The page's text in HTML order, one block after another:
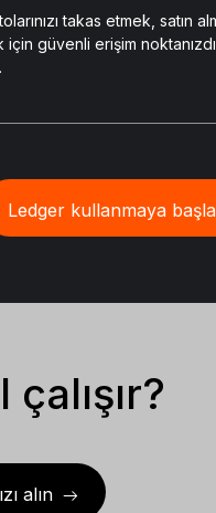
takas etmek, satın
güvenli erişim
Ledger kullanmaya
çalışır?
alın